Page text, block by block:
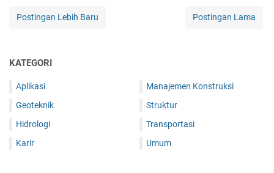
Postingan Lebih Baru Postingan Lama
KATEGORI
Aplikasi
Geoteknik
Hidrologi
Karir
Manajemen Konstruksi
Struktur
Transportasi
Umum